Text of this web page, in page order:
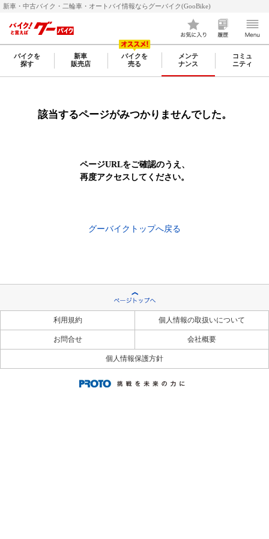
新車・中古バイク・二輪車・オートバイ情報ならグーバイク(GooBike)
バイクを
探す
新車
販売店
バイクを
売る
メンテ
ナンス
コミュ
ニティ
該当するページがみつかりませんでした。
ページURLをご確認のうえ、
再度アクセスしてください。
グーバイクトップへ戻る
利用規約 個人情報の取扱いについて
お問合せ 会社概要
個人情報保護方針